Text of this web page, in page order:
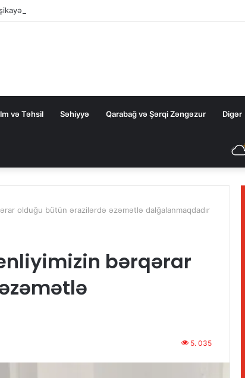
üzrə apellyasiya məhkəməsində yekun qərar elan olunub
və Təhsil Səhiyyə Qarabağ və Şərqi Zəngəzur Digər
olduğu bütün ərazilərdə əzəmətlə dalğalanmaqdadır
bərqərar
5. 035